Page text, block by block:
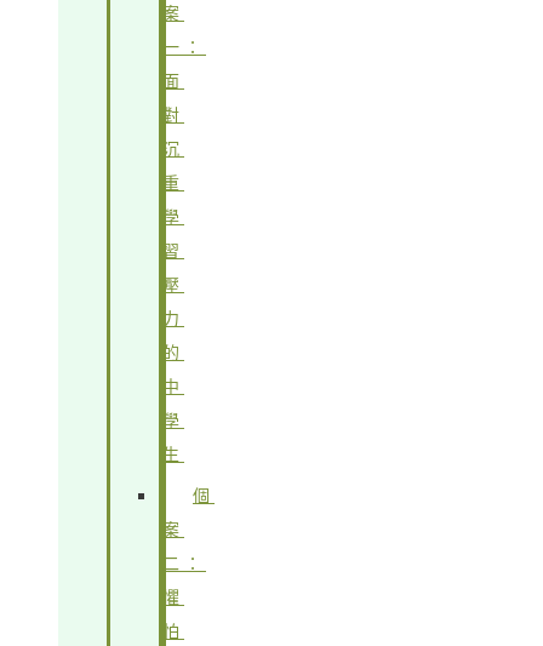
案
一：
面
對
沉
重
學
習
壓
力
的
中
學
生
個
案
二：
懼
怕